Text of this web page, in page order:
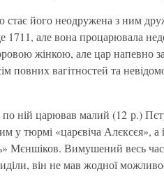
його неодружена з ним
але вона процарювала
жінкою, але цар напевно
повних вагітностей та
по ній царював малий (12 р.)
у тюрмі «царєвіча Алєксєя»,
Мєншіков. Вимушений весь час
він не мав жодної